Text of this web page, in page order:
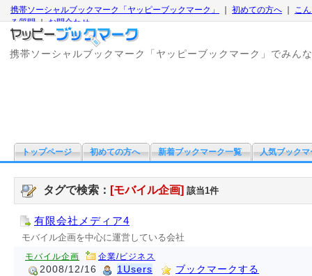
携帯ソーシャルブックマーク「ヤッピーブックマーク」 初めての方へ
こ
る質問｜お問合わせ
携帯ソーシャルブックマーク「ヤッピーブックマーク」でみん
トップページ 初めての方へ 新着ブックマーク一覧 人気ブックマ
タグで検索： [モバイル企画] 該当1件
有限会社メディア4
モバイル企画を中心に運営している会社
モバイル企画 企業/ビジネス
2008/12/16 1Users ブックマークする